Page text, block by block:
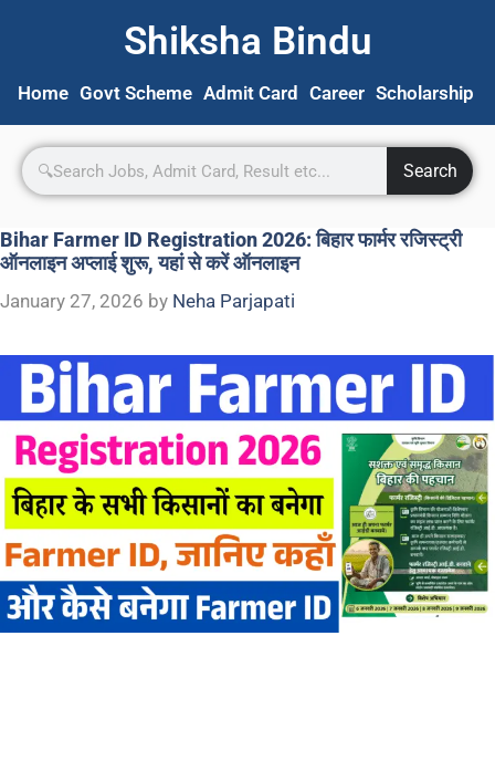
Shiksha Bindu
Home Govt Scheme Admit Card Career Scholarship
Search
Bihar Farmer ID Registration 2026: बिहार फार्मर रजिस्ट्री
ऑनलाइन अप्लाई शुरू, यहां से करें ऑनलाइन
January 27, 2026 by Neha Parjapati